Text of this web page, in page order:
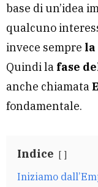
base di un’idea
qualcuno
invece sempre
Quindi la fase
anche chiamata
fondamentale.
Indice
Iniziamo